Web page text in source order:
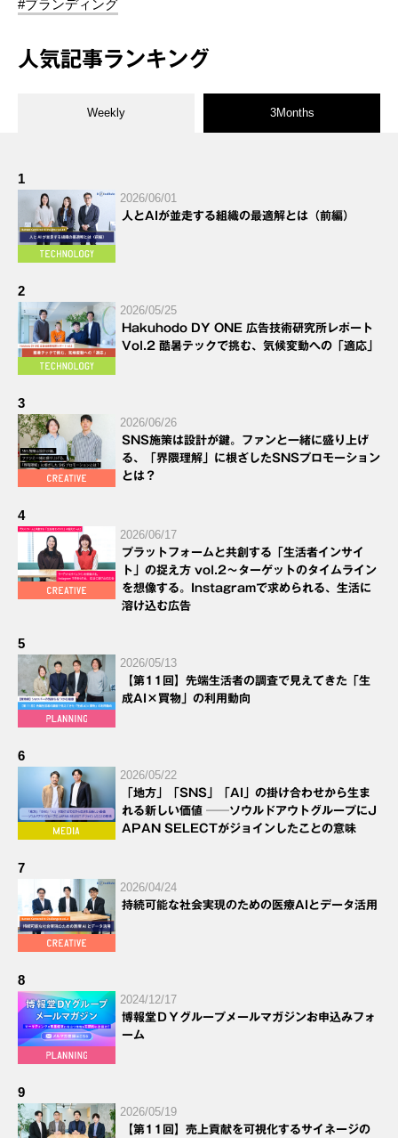
#ブランディング
人気記事ランキング
Weekly 3Months
1
2026/06/01
人とAIが並走する組織の最適解とは（前編）
2
2026/05/25
Hakuhodo DY ONE 広告技術研究所レポート
Vol.2 酷暑テックで挑む、気候変動への「適応」
3
2026/06/26
SNS施策は設計が鍵。ファンと一緒に盛り上げ
る、「界隈理解」に根ざしたSNSプロモーション
とは？
4
2026/06/17
プラットフォームと共創する「生活者インサイ
ト」の捉え方 vol.2～ターゲットのタイムライン
を想像する。Instagramで求められる、生活に
溶け込む広告
5
2026/05/13
【第11回】先端生活者の調査で見えてきた「生
成AI×買物」の利用動向
6
2026/05/22
「地方」「SNS」「AI」の掛け合わせから生ま
れる新しい価値 ──ソウルドアウトグループにJ
APAN SELECTがジョインしたことの意味
7
2026/04/24
持続可能な社会実現のための医療AIとデータ活用
8
2024/12/17
博報堂ＤＹグループメールマガジンお申込みフォ
ーム
9
2026/05/19
【第11回】売上貢献を可視化するサイネージの